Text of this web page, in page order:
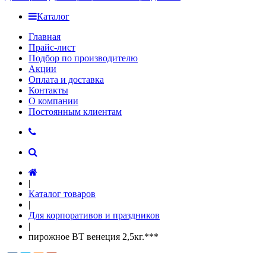
Каталог
Главная
Прайс-лист
Подбор по производителю
Акции
Оплата и доставка
Контакты
О компании
Постоянным клиентам
|
Каталог товаров
|
Для корпоративов и праздников
|
пирожное ВТ венеция 2,5кг.***